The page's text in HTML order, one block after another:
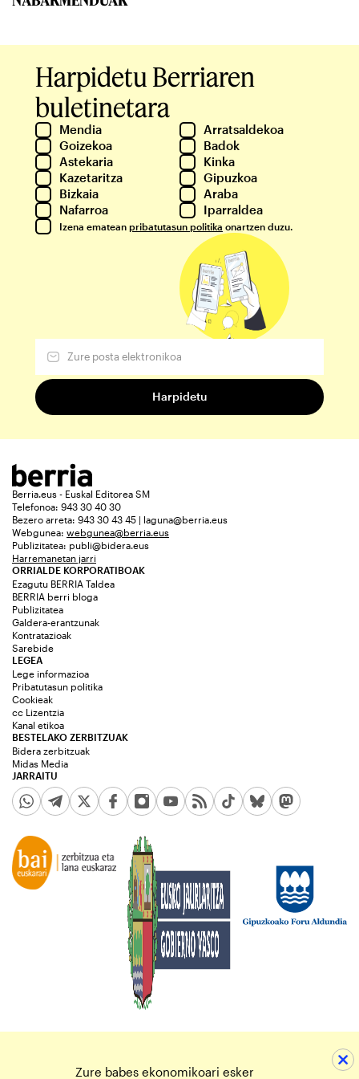
Harpidetu Berriaren
buletinetara
Mendia
Arratsaldekoa
Goizekoa
Badok
Astekaria
Kinka
Kazetaritza
Gipuzkoa
Bizkaia
Araba
Nafarroa
Iparraldea
Izena ematean pribatutasun politika onartzen duzu.
Berria.eus - Euskal Editorea SM
Telefonoa: 943 30 40 30
Bezero arreta: 943 30 43 45 | laguna@berria.eus
Webgunea: webgunea@berria.eus
Publizitatea: publi@bidera.eus
Harremanetan jarri
ORRIALDE KORPORATIBOAK
Ezagutu BERRIA Taldea
BERRIA berri bloga
Publizitatea
Galdera-erantzunak
Kontratazioak
Sarebide
JARRAITU
LEGEA
Lege informazioa
Pribatutasun politika
Cookieak
cc Lizentzia
Kanal etikoa
BESTELAKO ZERBITZUAK
Bidera zerbitzuak
Midas Media
Zure babes ekonomikoari esker